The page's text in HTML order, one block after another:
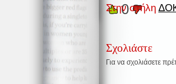
Στην στήλη
0
Σχολιάστε
Για να σχολιάσετε